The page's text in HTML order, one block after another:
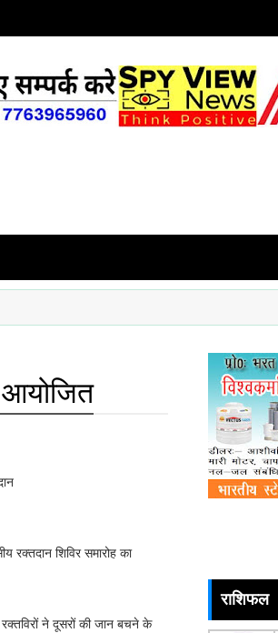
आयोजित
रक्तदान शिविर समारोह का
ने दूसरों की जान बचने के
राशिफल